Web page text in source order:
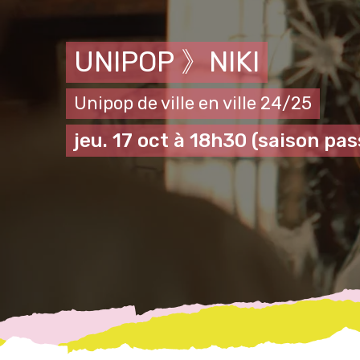
UNIPOP 》NIKI
Unipop de ville en ville 24/25
jeu. 17 oct à 18h30 (saison